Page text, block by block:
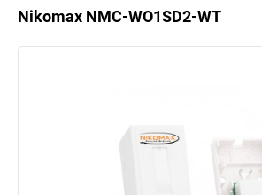
Nikomax NMC-WO1SD2-WT